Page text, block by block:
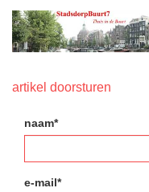
artikel doorsturen
naam*
e-mail*